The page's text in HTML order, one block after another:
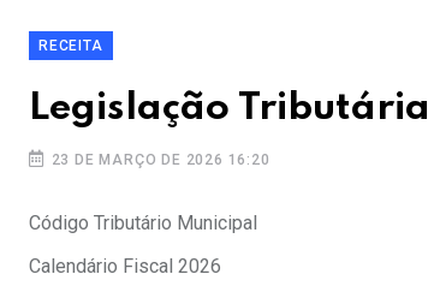
RECEITA
Legislação Tributária
23 DE MARÇO DE 2026 16:20
Código Tributário Municipal
Calendário Fiscal 2026